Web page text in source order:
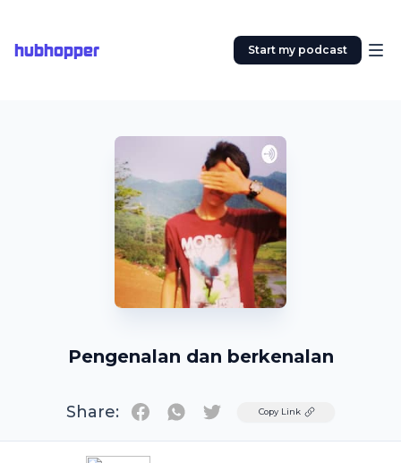
hubhopper Start my podcast
Pengenalan dan berkenalan
Share: TwitterCopy Link